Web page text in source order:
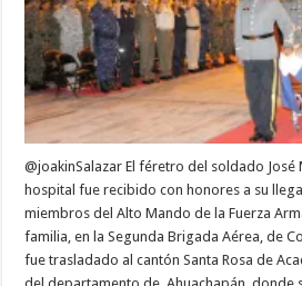
fallecido
en
El
Líbano
@joakinSalazar El féretro del soldado José
hospital fue recibido con honores a su
miembros del Alto Mando de la Fuerza
familia, en la Segunda Brigada Aérea, de
fue trasladado al cantón Santa Rosa de